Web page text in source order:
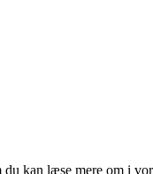
du kan læse mere om i